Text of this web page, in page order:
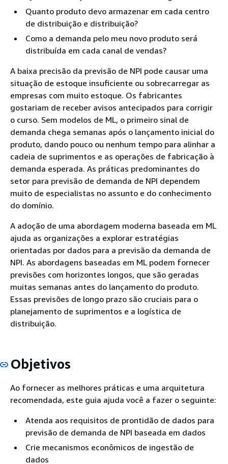
Quanto produto devo armazenar em cada centro
de distribuição e distribuição?
Como a demanda pelo meu novo produto será
distribuída em cada canal de vendas?
A baixa precisão da previsão de NPI pode causar uma
situação de estoque insuficiente ou sobrecarregar as
empresas com muito estoque. Os fabricantes
gostariam de receber avisos antecipados para corrigir
o curso. Sem modelos de ML, o primeiro sinal de
demanda chega semanas após o lançamento inicial do
produto, dando pouco ou nenhum tempo para alinhar a
cadeia de suprimentos e as operações de fabricação à
demanda esperada. As práticas predominantes do
setor para previsão de demanda de NPI dependem
muito de especialistas no assunto e do conhecimento
do domínio.
A adoção de uma abordagem moderna baseada em ML
ajuda as organizações a explorar estratégias
orientadas por dados para a previsão da demanda de
NPI. As abordagens baseadas em ML podem fornecer
previsões com horizontes longos, que são geradas
muitas semanas antes do lançamento do produto.
Essas previsões de longo prazo são cruciais para o
planejamento de suprimentos e a logística de
distribuição.
Objetivos
Ao fornecer as melhores práticas e uma arquitetura
recomendada, este guia ajuda você a fazer o seguinte:
Atenda aos requisitos de prontidão de dados para
previsão de demanda de NPI baseada em dados
Crie mecanismos econômicos de ingestão de
dados